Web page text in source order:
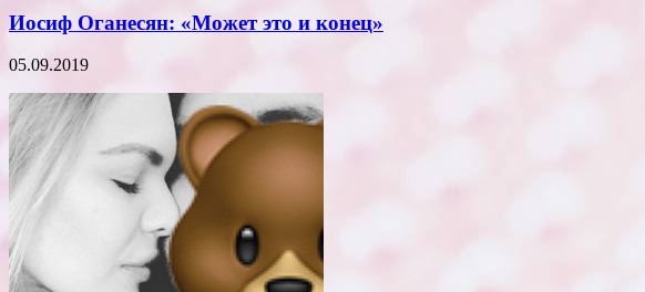
Иосиф Оганесян: «Может это и конец»
05.09.2019